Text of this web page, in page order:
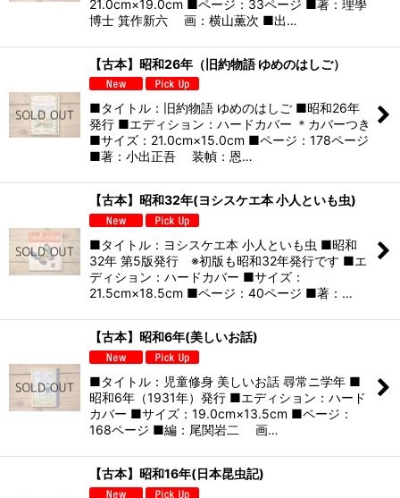
21.0cm×19.0cm ■ページ：33ページ ■著：理學
博士 箕作新六 画：横山薫次 ■出…
【古本】昭和26年（旧約物語 ゆめのはしご）
■タイトル：旧約物語 ゆめのはしご ■昭和26年
発行 ■エディション：ハードカバー ＊カバーつき
■サイズ：21.0cm×15.0cm ■ページ：178ページ
■著：小出正吾 装幀：恩…
【古本】昭和32年(ヨシスケエ本 小人といも虫)
■タイトル：ヨシスケエ本 小人といも虫 ■昭和
32年 第5版発行 ※初版も昭和32年発行です ■エ
ディション：ハードカバー ■サイズ：
21.5cm×18.5cm ■ページ：40ページ ■著：…
【古本】昭和6年(美しいお話)
■タイトル：児童修身 美しいお話 尋常ニ学年 ■
昭和6年（1931年）発行 ■エディション：ハード
カバー ■サイズ：19.0cm×13.5cm ■ページ：
168ページ ■編：尾関岩二 画…
【古本】昭和16年(日本昆虫記)